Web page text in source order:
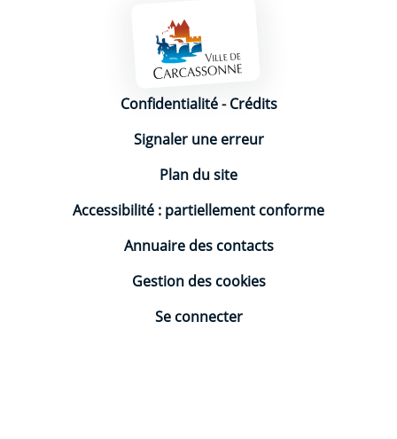
Mentions légales
Confidentialité-Crédits
Signaler une erreur
Plan du site
Accessibilité : partiellement conforme
Annuaire des contacts
Gestion des cookies
Se connecter